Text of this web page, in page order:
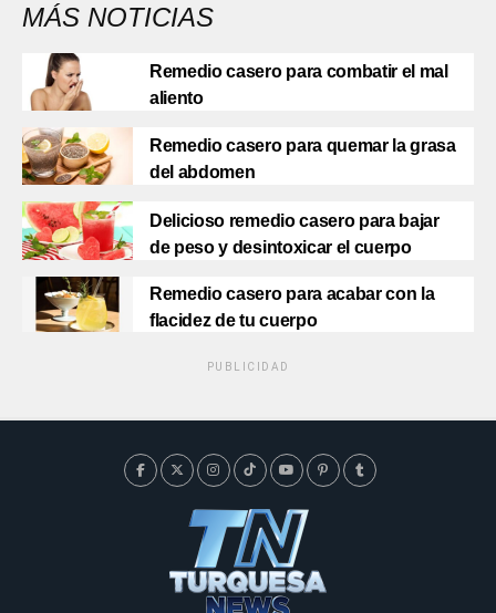
MÁS NOTICIAS
Remedio casero para combatir el mal
aliento
Remedio casero para quemar la grasa
del abdomen
Delicioso remedio casero para bajar
de peso y desintoxicar el cuerpo
Remedio casero para acabar con la
flacidez de tu cuerpo
PUBLICIDAD